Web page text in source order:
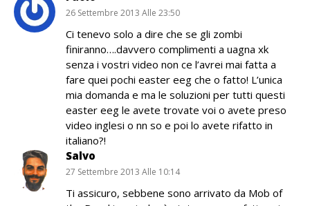
26 Settembre 2013 Alle 23:50
Ci tenevo solo a dire che se gli zombi
finiranno….davvero complimenti a uagna xk
senza i vostri video non ce l’avrei mai fatta a
fare quei pochi easter eeg che o fatto! L’unica
mia domanda e ma le soluzioni per tutti questi
easter eeg le avete trovate voi o avete preso
video inglesi o nn so e poi lo avete rifatto in
italiano?!
Salvo
27 Settembre 2013 Alle 10:14
Ti assicuro, sebbene sono arrivato da Mob of